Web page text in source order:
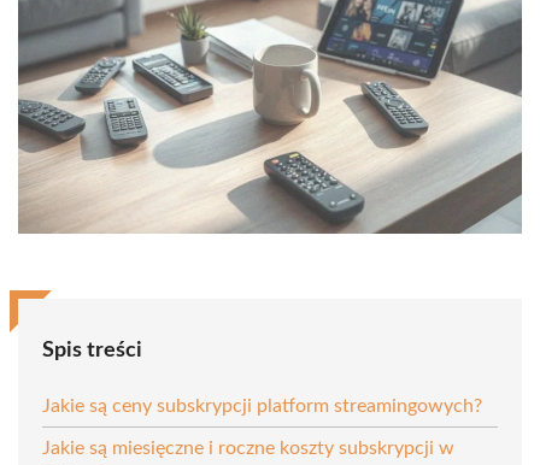
Spis treści
Jakie są ceny subskrypcji platform streamingowych?
Jakie są miesięczne i roczne koszty subskrypcji w